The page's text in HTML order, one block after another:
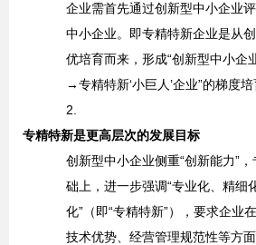
企业需首先通过创新型中小企业
中小企业。即专精特新企业是从
优培育而来，形成“创新型中小企
→专精特新‘小巨人’企业”的梯度培
2.
专精特新是更高层次的发展目标
创新型中小企业侧重“创新能力”
础上，进一步强调“专业化、精细
化” （即“专精特新”），要求企业
技术优势、经营管理规范性等方面